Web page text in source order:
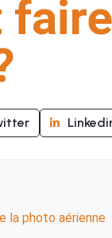
la photo aérienne